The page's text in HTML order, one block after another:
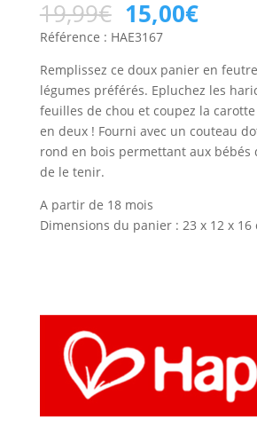
19,99€ 15,00€
Référence : HAE3167
Remplissez ce doux panier en
légumes préférés. Epluchez les
feuilles de chou et coupez la carotte
en deux ! Fourni avec un couteau
rond en bois permettant aux bébés
de le tenir.
A partir de 18 mois
Dimensions du panier : 23 x 12 x 16